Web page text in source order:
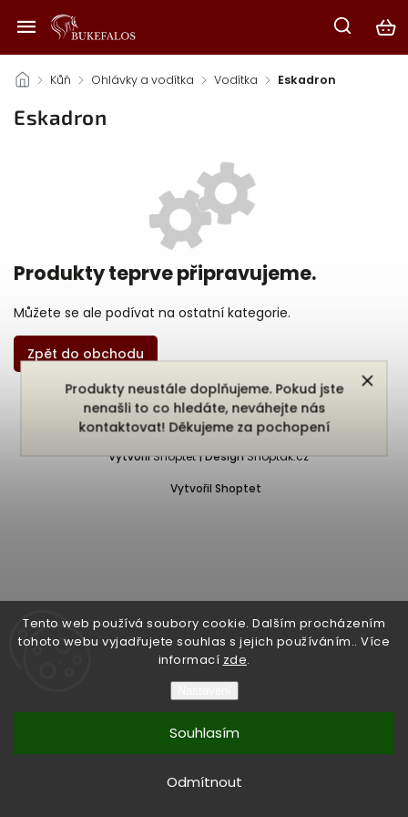
Tento web používá soubory cookie. Dalším procházením
tohoto webu vyjadřujete souhlas s jejich používáním.. Více
informací zde.
Odmítnout
Souhlasím
Produkty neustále doplňujeme. Pokud jste
nenašli to co hledáte, neváhejte nás
kontaktovat! Děkujeme za pochopení
/ Kůň / Ohlávky a vodítka / Vodítka / Eskadron
Eskadron
Produkty teprve připravujeme.
Můžete se ale podívat na ostatní kategorie.
Zpět do obchodu
Vytvořil Shoptet
Copyright 2026Bukefalos. Všechna práva vyhrazena.
Vytvořil Shoptet | Design Shoptak.cz